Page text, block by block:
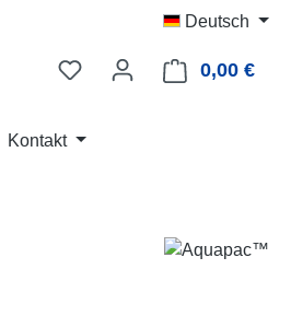
Deutsch
0,00 €
Kontakt